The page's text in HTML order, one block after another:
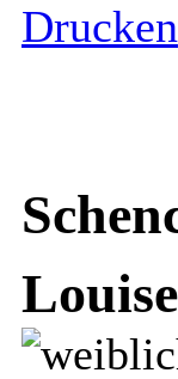
Drucken
Louise